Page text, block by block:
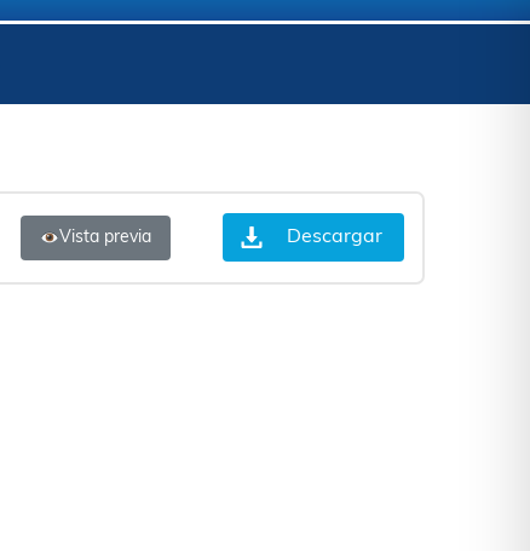
Vista previa Descargar